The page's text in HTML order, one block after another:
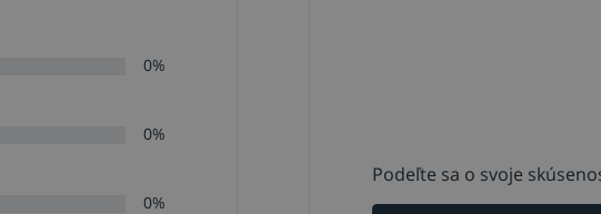
0%
0%
0%
Podeľte sa o svoje